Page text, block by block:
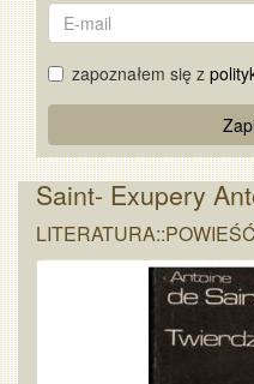
E-
mail
zapoznałem się z
Captcha
Saint- Exupery